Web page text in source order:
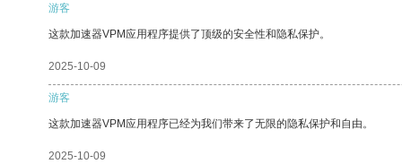
游客
这款加速器VPM应用程序提供了顶级的安全性和隐私保护。
2025-10-09
游客
这款加速器VPM应用程序已经为我们带来了无限的隐私保护和自由。
2025-10-09